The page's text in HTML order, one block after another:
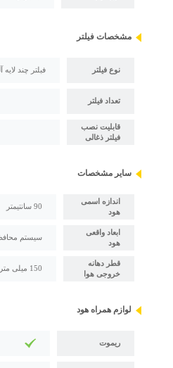
مشخصات فیلتر
نوع فیلتر فبلتر چند
تعداد فیلتر
قابلیت نصب
فیلتر ذغالی
سایر مشخصات
اندازه اسمی
هود
90 سانتیمتر
ابعاد واقعی
هود
سیستم محافظ
قطر دهانه
خروجی هوا
150 میلی متر
لوازم همراه هود
ریموت